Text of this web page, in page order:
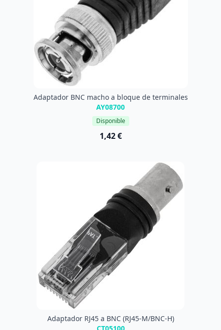
Adaptador BNC macho a bloque de terminales
AY08700
Disponible
1,42 €
Adaptador RJ45 a BNC (RJ45-M/BNC-H)
CT05100